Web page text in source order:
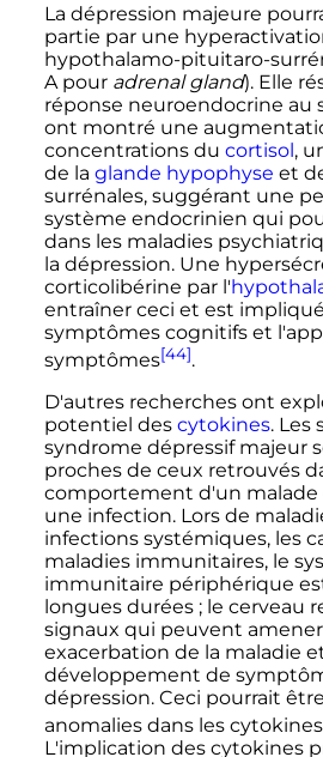
La dépression majeure
partie par une
hypothalamo-pituitaro-
A pour adrenal gland). Elle
réponse neuroendocrine au
ont montré une
concentrations du cortisol,
de la glande hypophyse et
surrénales, suggérant une
système endocrinien qui
dans les maladies
la dépression. Une
corticolibérine par l'
entraîner ceci et est
symptômes cognitifs et
symptômes[44].
D'autres recherches ont
potentiel des cytokines. Les
syndrome dépressif majeur
proches de ceux retrouvés
comportement d'un
une infection. Lors de
infections systémiques, les
maladies immunitaires, le
immunitaire périphérique
longues durées ; le cerveau
signaux qui peuvent
exacerbation de la maladie
développement de
dépression. Ceci pourrait
anomalies dans les
L'implication des cytokines